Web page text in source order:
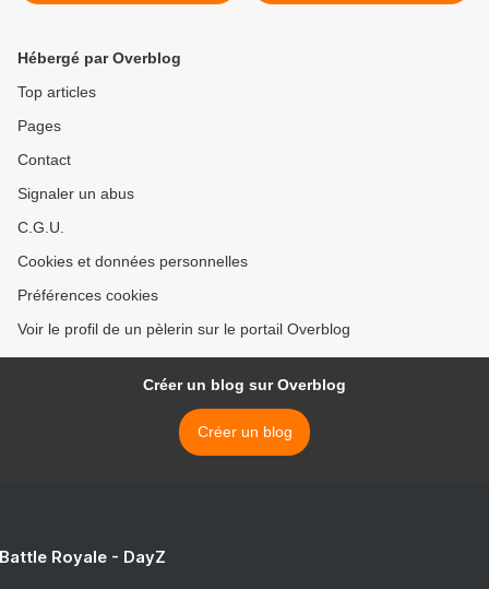
Hébergé par Overblog
Top articles
Pages
Contact
Signaler un abus
C.G.U.
Cookies et données personnelles
Préférences cookies
Voir le profil de un pèlerin sur le portail Overblog
Créer un blog sur Overblog
Créer un blog
Royale - DayZ